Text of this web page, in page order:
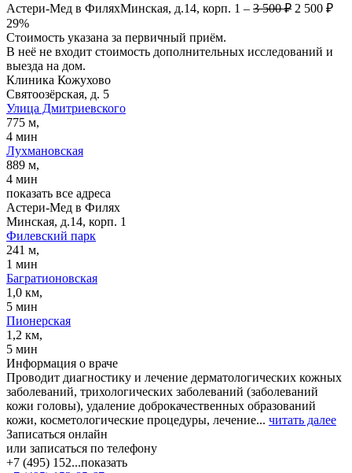
Астери-Мед в ФиляхМинская, д.14, корп. 1 – 3 500 ₽ 2 500 ₽
29%
Стоимость указана за первичный приём.
В неё не входит стоимость дополнительных исследований и
выезда на дом.
Клиника Кожухово
Святоозёрская, д. 5
Улица Дмитриевского
775 м,
4 мин
Лухмановская
889 м,
4 мин
показать все адреса
Астери-Мед в Филях
Минская, д.14, корп. 1
Филевский парк
241 м,
1 мин
Багратионовская
1,0 км,
5 мин
Пионерская
1,2 км,
5 мин
Информация о враче
Проводит диагностику и лечение дерматологических кожных
заболеваний, трихологических заболеваний (заболеваний
кожи головы), удаление доброкачественных образований
кожи, косметологические процедуры, лечение... читать далее
Записаться онлайн
или записаться по телефону
+7 (495) 152...показать